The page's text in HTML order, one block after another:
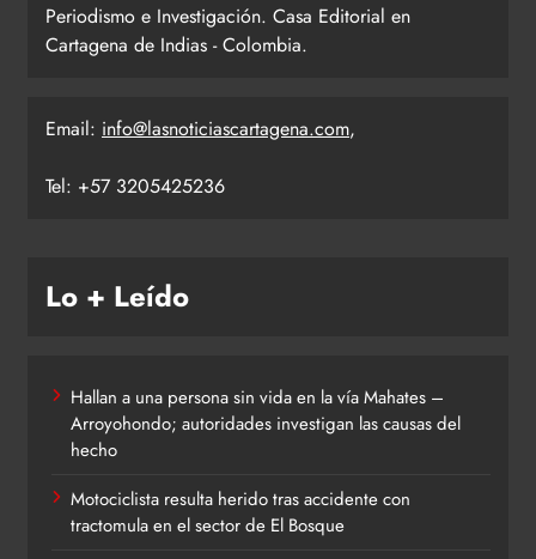
Periodismo e Investigación. Casa Editorial en
Cartagena de Indias - Colombia.
Email: info@lasnoticiascartagena.com,
Tel: +57 3205425236
Lo + Leído
Hallan a una persona sin vida en la vía Mahates –
Arroyohondo; autoridades investigan las causas del
hecho
Motociclista resulta herido tras accidente con
tractomula en el sector de El Bosque